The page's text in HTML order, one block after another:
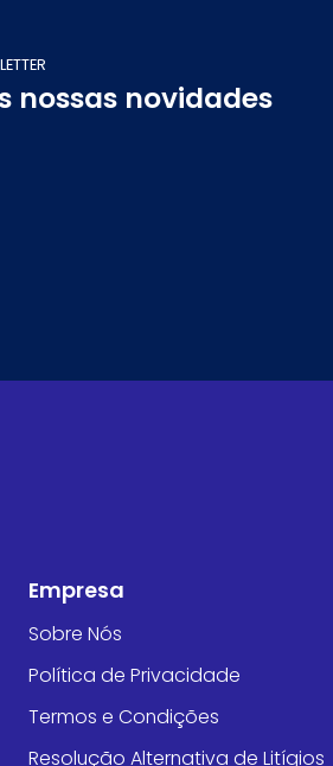
nossas novidades
Empresa
Sobre Nós
Política de Privacidade
Termos e Condições
Resolução Alternativa de Litígios